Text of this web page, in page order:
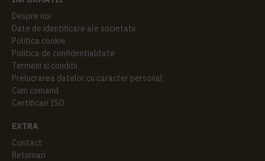
Despre noi
Date de identificare ale societatii
Politica cookie
Politica de confidentialitate
Termeni si conditii
Prelucrarea datelor cu caracter personal
Cum comand
Certificari ISO
EXTRA
Contact
Returnari